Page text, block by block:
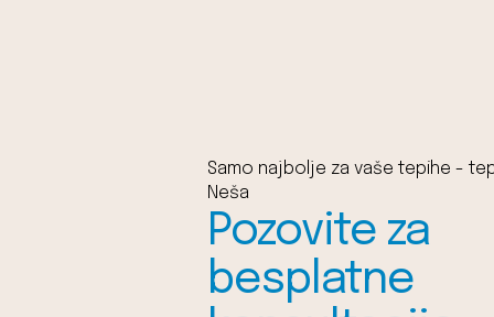
Samo najbolje za vaše tepihe -
Neša
Pozovite za
besplatne